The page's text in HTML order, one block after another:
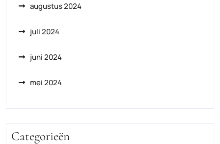
augustus 2024
juli 2024
juni 2024
mei 2024
Categorieën